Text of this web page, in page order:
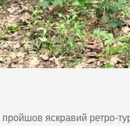
пройшов яскравий ретро-